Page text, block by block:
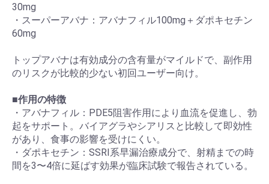
30mg
・スーパーアバナ：アバナフィル100mg＋ダポキセチン
60mg
トップアバナは有効成分の含有量がマイルドで、副作用
のリスクが比較的少ない初回ユーザー向け。
■作用の特徴
・アバナフィル：PDE5阻害作用により血流を促進し、勃
起をサポート。バイアグラやシアリスと比較して即効性
があり、食事の影響を受けにくい。
・ダポキセチン：SSRI系早漏治療成分で、射精までの時
間を3〜4倍に延ばす効果が臨床試験で報告されている。